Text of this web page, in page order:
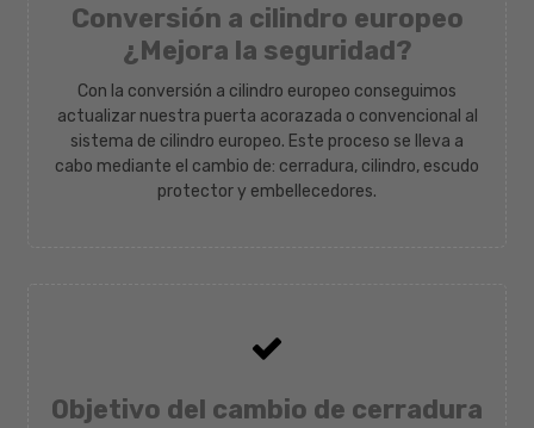
Conversión a cilindro europeo
¿Mejora la seguridad?
Con la conversión a cilindro europeo conseguimos
actualizar nuestra puerta acorazada o convencional al
sistema de cilindro europeo. Este proceso se lleva a
cabo mediante el cambio de: cerradura, cilindro, escudo
protector y embellecedores.

Objetivo del cambio de cerradura